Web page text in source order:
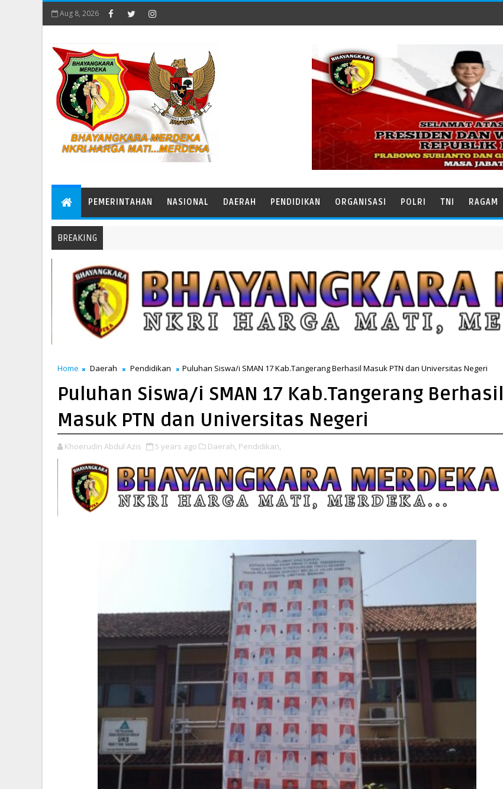
Aug 8, 2026
PEMERINTAHAN NASIONAL DAERAH PENDIDIKAN ORGANISASI POLRI TNI RAGAM
BREAKING
Home Daerah Pendidikan Puluhan Siswa/i SMAN 17 Kab.Tangerang Berhasil Masuk PTN dan Universitas Negeri
Puluhan Siswa/i SMAN 17 Kab.Tangerang Berhasil
Masuk PTN dan Universitas Negeri
Khoerudin Abdul Azis 5 years ago Daerah, Pendidikan,